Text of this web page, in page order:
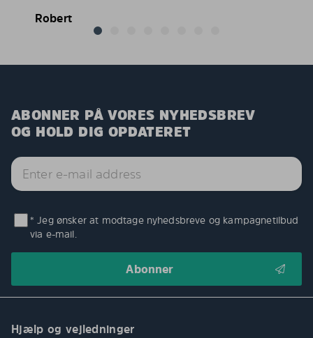
Robert
ABONNER PÅ VORES NYHEDSBREV
OG HOLD DIG OPDATERET
* Jeg ønsker at modtage nyhedsbreve og kampagnetilbud
via e-mail.
Hjælp og vejledninger